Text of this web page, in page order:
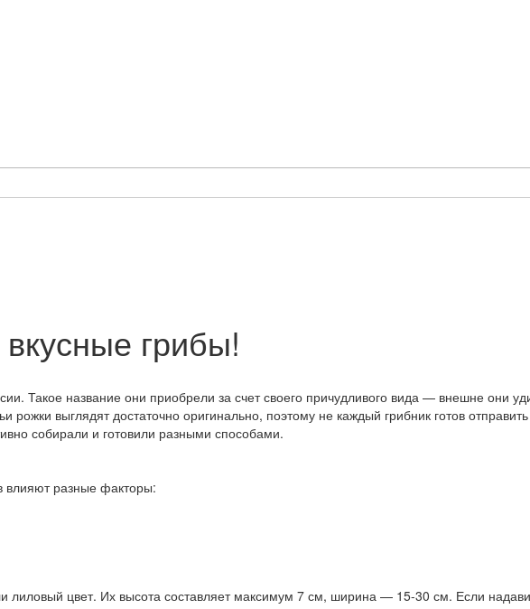
грибы!
Такое название они приобрели за счет своего причудливого вида — внешне они
выглядят достаточно оригинально, поэтому не каждый грибник готов
собирали и готовили разными способами.
влияют разные факторы:
цвет. Их высота составляет максимум 7 см, ширина — 15-30 см. Если